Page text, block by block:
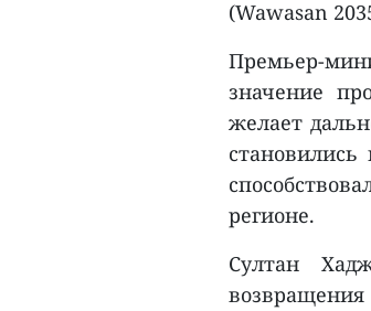
(Wawasan
Премьер-
значение
желает
регионе.
Султан
возвращения